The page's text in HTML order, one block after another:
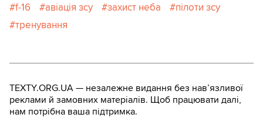
f-16 авіація зсу захист неба
пілоти зсу
тренування
TEXTY.ORG.UA — незалежне видання без навʼязливої
реклами й замовних матеріалів. Щоб працювати далі,
нам потрібна ваша підтримка.